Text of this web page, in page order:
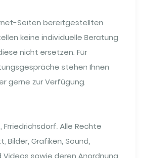
Seiten bereitgestellten
keine individuelle Beratung
nicht ersetzen. Für
stehen Ihnen
gerne zur Verfügung.
Alle Rechte
Bilder, Grafiken, Sound,
sowie deren Anordnung